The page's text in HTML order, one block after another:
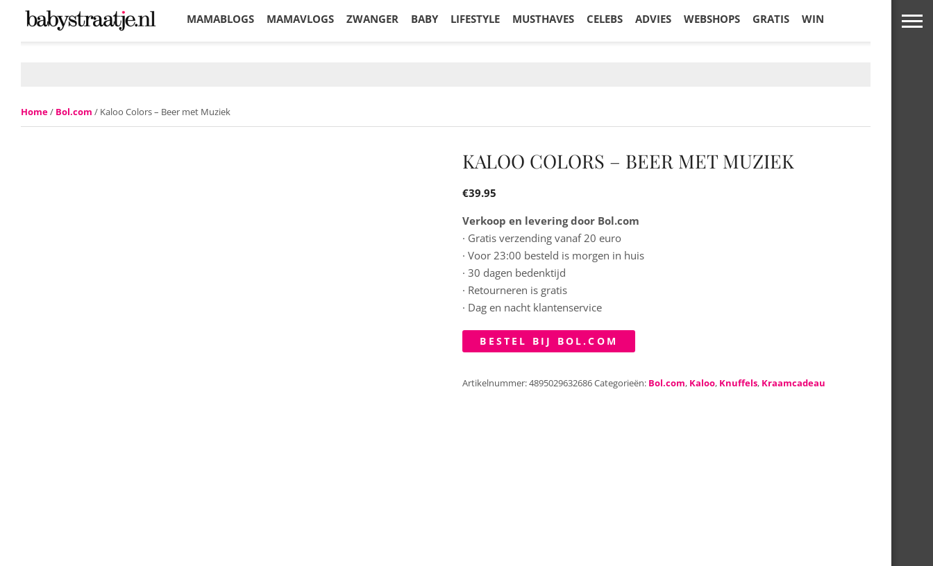
MAMABLOGS MAMAVLOGS ZWANGER BABY LIFESTYLE MUSTHAVES CELEBS ADVIES WEBSHOPS GRATIS WIN
Home/ Bol.com / Kaloo Colors – Beer met Muziek
KALOO COLORS – BEER MET MUZIEK
€39.95
Verkoop en levering door Bol.com
· Gratis verzending vanaf 20 euro
· Voor 23:00 besteld is morgen in huis
· 30 dagen bedenktijd
· Retourneren is gratis
· Dag en nacht klantenservice
BESTEL BIJ BOL.COM
Artikelnummer:4895029632686Categorieën: Bol.com, Kaloo, Knuffels, Kraamcadeau